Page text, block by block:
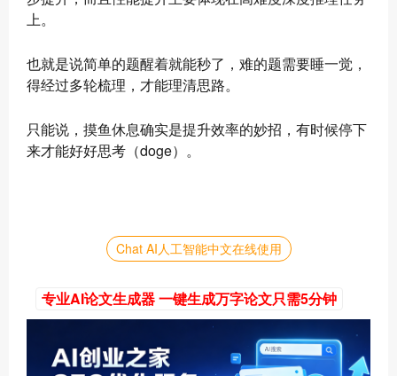
上。
也就是说简单的题醒着就能秒了，难的题需要睡一觉，
得经过多轮梳理，才能理清思路。
只能说，摸鱼休息确实是提升效率的妙招，有时候停下
来才能好好思考（doge）。
Chat AI人工智能中文在线使用
专业AI论文生成器 一键生成万字论文只需5分钟